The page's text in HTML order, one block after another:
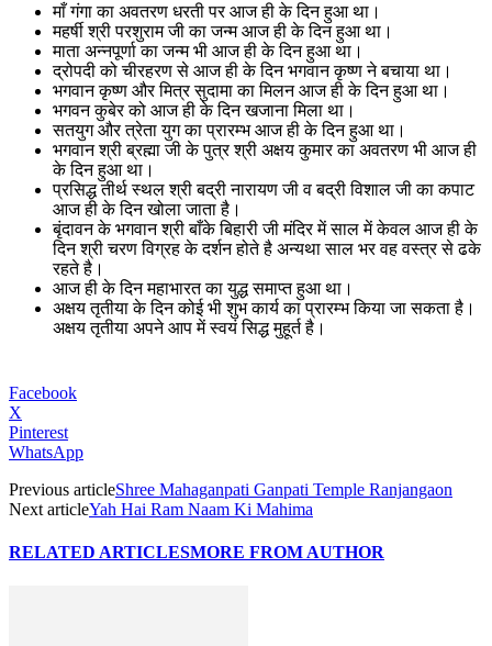
माँ गंगा का अवतरण धरती पर आज ही के दिन हुआ था।
महर्षी श्री परशुराम जी का जन्म आज ही के दिन हुआ था।
माता अन्नपूर्णा का जन्म भी आज ही के दिन हुआ था।
द्रोपदी को चीरहरण से आज ही के दिन भगवान कृष्ण ने बचाया था।
भगवान कृष्ण और मित्र सुदामा का मिलन आज ही के दिन हुआ था।
भगवन कुबेर को आज ही के दिन खजाना मिला था।
सतयुग और त्रेता युग का प्रारम्भ आज ही के दिन हुआ था।
भगवान श्री ब्रह्मा जी के पुत्र श्री अक्षय कुमार का अवतरण भी आज ही
के दिन हुआ था।
प्रसिद्ध तीर्थ स्थल श्री बद्री नारायण जी व बद्री विशाल जी का कपाट
आज ही के दिन खोला जाता है।
बृंदावन के भगवान श्री बाँके बिहारी जी मंदिर में साल में केवल आज ही के
दिन श्री चरण विग्रह के दर्शन होते है अन्यथा साल भर वह वस्त्र से ढके
रहते है।
आज ही के दिन महाभारत का युद्ध समाप्त हुआ था।
अक्षय तृतीया के दिन कोई भी शुभ कार्य का प्रारम्भ किया जा सकता है।
अक्षय तृतीया अपने आप में स्वयं सिद्ध मुहूर्त है।
Facebook
X
Pinterest
WhatsApp
Previous articleShree Mahaganpati Ganpati Temple Ranjangaon
Next articleYah Hai Ram Naam Ki Mahima
RELATED ARTICLESMORE FROM AUTHOR